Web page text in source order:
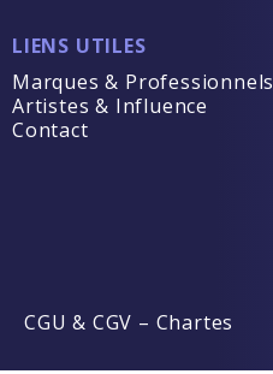
LIENS UTILES
Marques & Professionnels
Artistes & Influence
Contact
CGU & CGV – Chartes